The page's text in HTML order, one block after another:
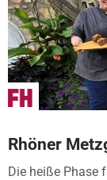
Rhöner
Die heiße Phase